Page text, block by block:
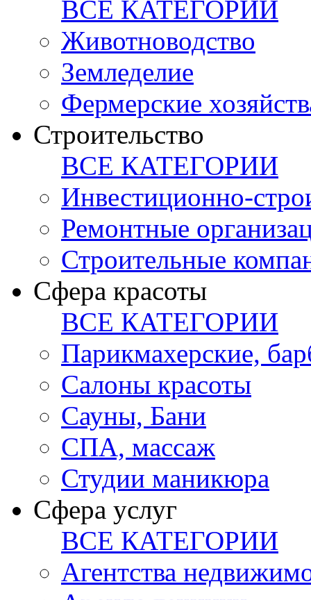
ВСЕ КАТЕГОРИИ
Животноводство
Земледелие
Фермерские
Строительство
ВСЕ КАТЕГОРИИ
Инвестиционно-
Ремонтные
Строительные
Сфера красоты
ВСЕ КАТЕГОРИИ
Парикмахерские,
Салоны красоты
Сауны, Бани
СПА, массаж
Студии маникюра
Сфера услуг
ВСЕ КАТЕГОРИИ
Агентства